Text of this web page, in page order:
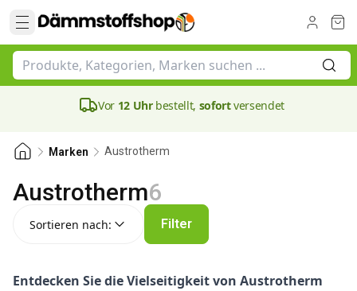
Vor 12 Uhrbestellt, sofortversendet
Marken Austrotherm
Austrotherm6
Sortieren nach: Filter
Entdecken Sie die Vielseitigkeit von Austrotherm